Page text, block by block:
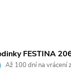
FESTINA
Až 100 dní na vrácení